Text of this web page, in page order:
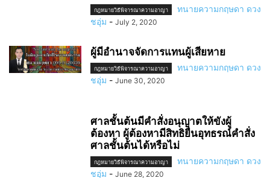
กฎหมายวิธีพิจารณาความอาญา
ทนายความกฤษดา ดวง
ชอุ่ม - July 2, 2020
ผู้มีอำนาจจัดการแทนผู้เสียหาย
กฎหมายวิธีพิจารณาความอาญา
ทนายความกฤษดา ดวง
ชอุ่ม - June 30, 2020
ศาลชั้นต้นมีคำสั่งอนุญาตให้ขังผู้
ต้องหา ผู้ต้องหามีสิทธิยื่นอุทธรณ์คำสั่ง
ศาลชั้นต้นได้หรือไม่
กฎหมายวิธีพิจารณาความอาญา
ทนายความกฤษดา ดวง
ชอุ่ม - June 28, 2020